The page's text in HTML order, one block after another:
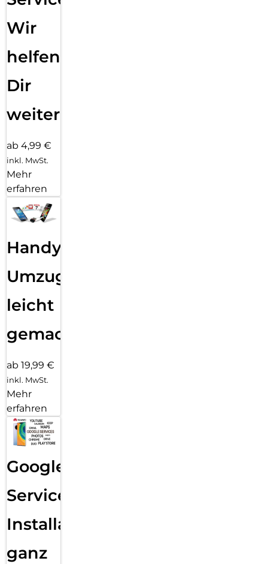
Wir
helfen
Dir
weiter
ab 4,99 €
inkl. MwSt.
Mehr
erfahren
Handy
Umzug
leicht
gemacht!
ab 19,99 €
inkl. MwSt.
Mehr
erfahren
Google
Services
Installation
ganz